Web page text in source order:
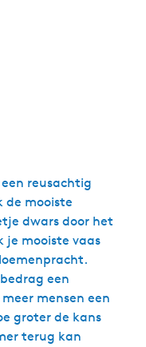
reusachtig
de mooiste
dwars door het
je mooiste vaas
een
mensen een
groter de kans
terug kan